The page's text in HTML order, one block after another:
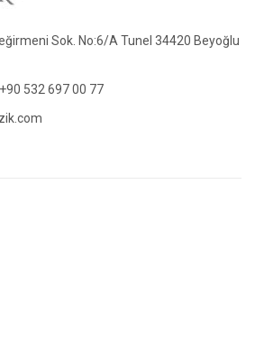
Sok. No:6/A Tunel 34420 Beyoğlu
532 697 00 77